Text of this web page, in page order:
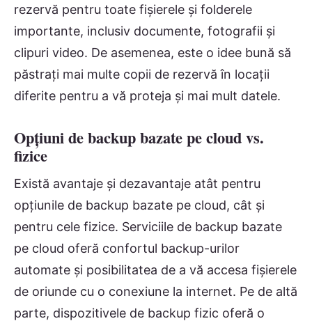
rezervă pentru toate fișierele și folderele
importante, inclusiv documente, fotografii și
clipuri video. De asemenea, este o idee bună să
păstrați mai multe copii de rezervă în locații
diferite pentru a vă proteja și mai mult datele.
Opțiuni de backup bazate pe cloud vs.
fizice
Există avantaje și dezavantaje atât pentru
opțiunile de backup bazate pe cloud, cât și
pentru cele fizice. Serviciile de backup bazate
pe cloud oferă confortul backup-urilor
automate și posibilitatea de a vă accesa fișierele
de oriunde cu o conexiune la internet. Pe de altă
parte, dispozitivele de backup fizic oferă o